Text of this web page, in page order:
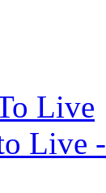
Live
Live -